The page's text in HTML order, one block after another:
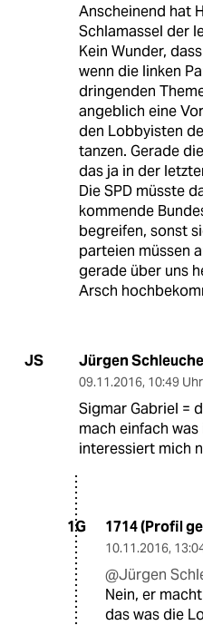
Anscheinend hat
Schlamassel der
Kein Wunder,
wenn die linken
dringenden
angeblich eine
den Lobbyisten
tanzen. Gerade
das ja in der
Die SPD müsste
kommende
begreifen, sonst
parteien müssen
gerade über uns
Arsch
JS Jürgen
09.11.2016, 10:49 Uhr
Sigmar Gabriel =
mach einfach
interessiert mich
1G 1714 (Profil
10.11.2016,
@Jürgen
Nein, er
das was die